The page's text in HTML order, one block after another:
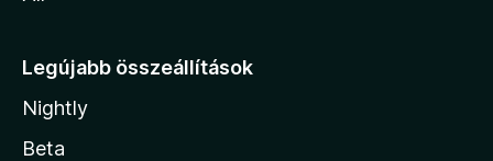
Legújabb összeállítások
Nightly
Beta